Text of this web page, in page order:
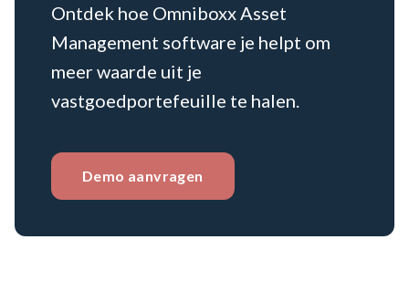
Ontdek hoe Omniboxx Asset
Management software je helpt om
meer waarde uit je
vastgoedportefeuille te halen.
Demo aanvragen